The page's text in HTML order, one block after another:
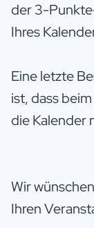
der 3-
Ihres
Eine letzte
ist, dass
die Kalender
Wir
Ihren